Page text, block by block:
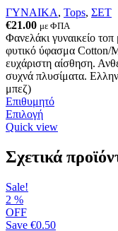
ΓΥΝΑΙΚΑ, Tops, ΣΕΤ
€21.00 με ΦΠΑ
Φανελάκι γυναικείο τοπ
φυτικό ύφασμα Cotton/
ευχάριστη αίσθηση.
συχνά πλυσίματα.
μπεζ)
Επιθυμητό
ΕπιλογήΑυτό
το
έχει
πολλαπλές
να
Quick view
Σχετικά
Sale!
2 %
OFF
Save €0.50